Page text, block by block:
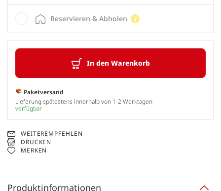
In den Warenkorb
Paketversand
Lieferung spätestens innerhalb von 1-2 Werktagen
verfügbar
Reservieren & Abholen
WEITEREMPFEHLEN
DRUCKEN
MERKEN
Produktinformationen